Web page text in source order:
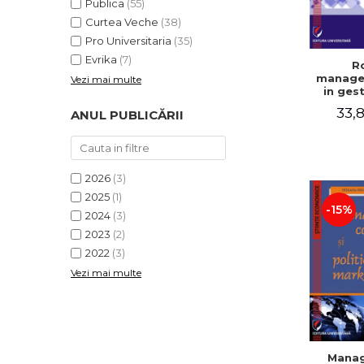
Publica (55)
Curtea Veche (38)
Pro Universitaria (35)
Evrika (7)
Vezi mai multe
ANUL PUBLICĂRII
2026 (3)
2025 (1)
2024 (3)
2023 (2)
2022 (3)
Vezi mai multe
in
-15%